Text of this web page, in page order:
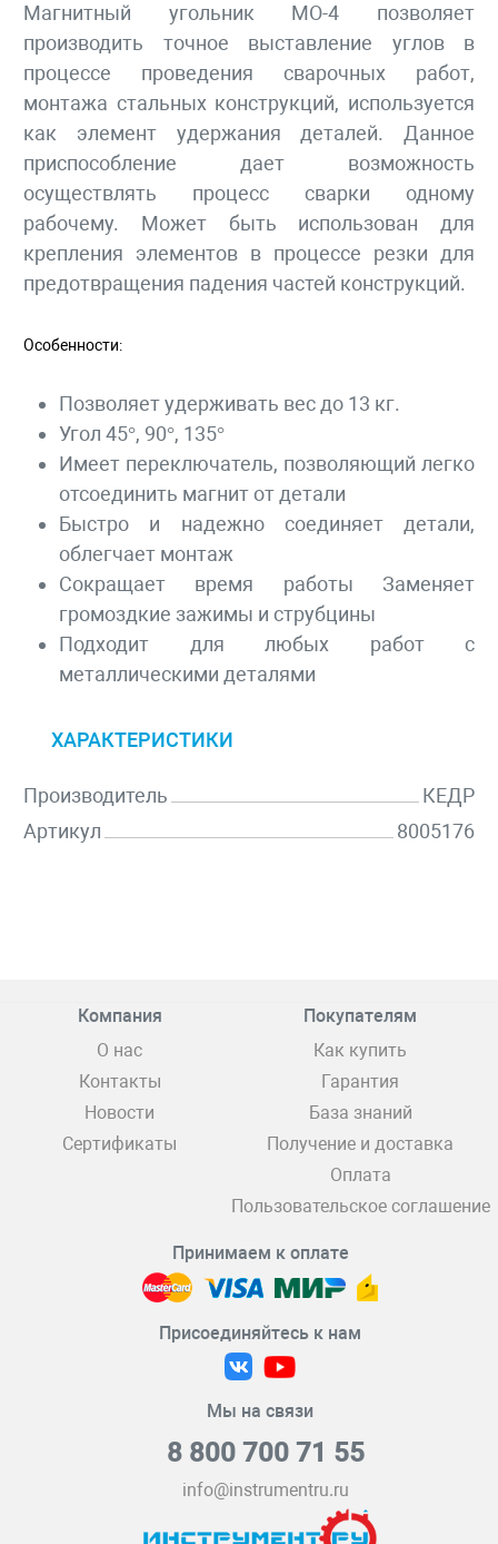
Магнитный угольник МО-4 позволяет
производить точное выставление углов в
процессе проведения сварочных работ,
монтажа стальных конструкций, используется
как элемент удержания деталей. Данное
приспособление дает возможность
осуществлять процесс сварки одному
рабочему. Может быть использован для
крепления элементов в процессе резки для
предотвращения падения частей конструкций.
Особенности:
Позволяет удерживать вес до 13 кг.
Угол 45°, 90°, 135°
Имеет переключатель, позволяющий легко
отсоединить магнит от детали
Быстро и надежно соединяет детали,
облегчает монтаж
Сокращает время работы Заменяет
громоздкие зажимы и струбцины
Подходит для любых работ с
металлическими деталями
ХАРАКТЕРИСТИКИ
Производитель
КЕДР
Артикул
8005176
Компания
О нас
Контакты
Новости
Сертификаты
Покупателям
Как купить
Гарантия
База знаний
Получение и доставка
Оплата
Пользовательское соглашение
Принимаем к оплате
Присоединяйтесь к нам
Мы на связи
8 800 700 71 55
info@instrumentru.ru